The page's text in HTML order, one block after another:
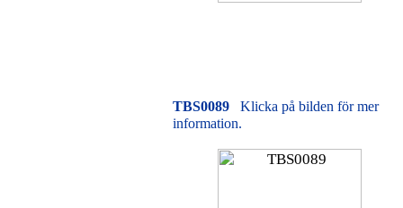
TBS0089
Klicka på bilden för mer
information.